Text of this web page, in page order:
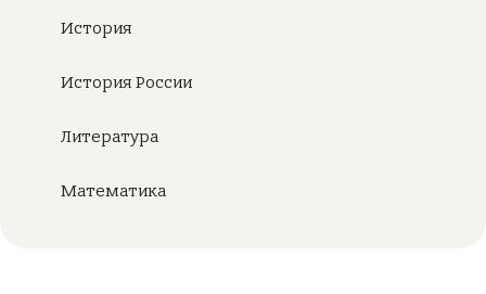
История
История России
Литература
Математика